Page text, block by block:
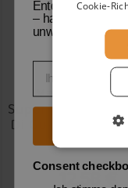
Prosecco
Superiore DOCG
Di Guia 109
Foss Marai
12,58 €
Cookie-
Entdecke mit
– handverlesene
unwiderstehliche
Email
Jetzt
Consent